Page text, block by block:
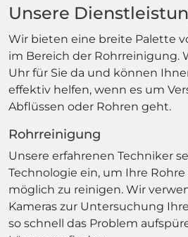
Unsere
Wir bieten eine breite Palette
im Bereich der Rohrreinigung.
Uhr für Sie da und können
effektiv helfen, wenn es um
Abflüssen oder Rohren geht.
Rohrreinigung
Unsere erfahrenen Techniker
Technologie ein, um Ihre Rohre
möglich zu reinigen. Wir
Kameras zur Untersuchung
so schnell das Problem